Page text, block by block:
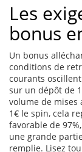
Les
bonus
Un bonus
conditions de
courants
sur un dépôt de
volume de mises
1€ le spin, cela
favorable de
une grande
remplie. Lisez